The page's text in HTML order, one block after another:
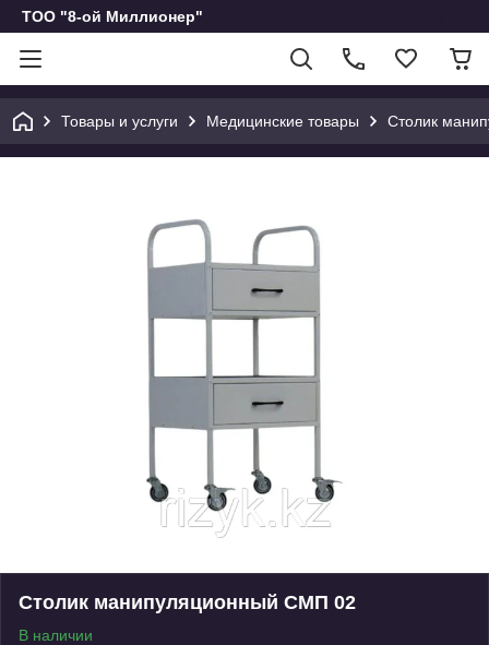
ТОО "8-ой Миллионер"
Товары и услуги Медицинские товары Столик
Столик манипуляционный СМП 02
В наличии